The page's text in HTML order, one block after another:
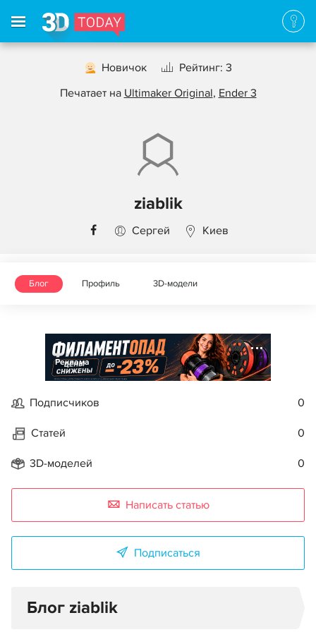
Новичок
Рейтинг: 3
Печатает на Ultimaker Original, Ender 3
ziablik
Сергей Киев
Блог Профиль 3D-модели
Реклама
Подписчиков 0
Статей 0
3D-моделей 0
Написать статью
Подписаться
Блог ziablik